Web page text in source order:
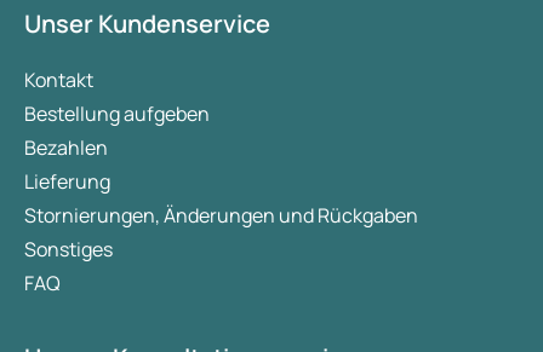
Unser Kundenservice
Kontakt
Bestellung aufgeben
Bezahlen
Lieferung
Stornierungen, Änderungen und Rückgaben
Sonstiges
FAQ